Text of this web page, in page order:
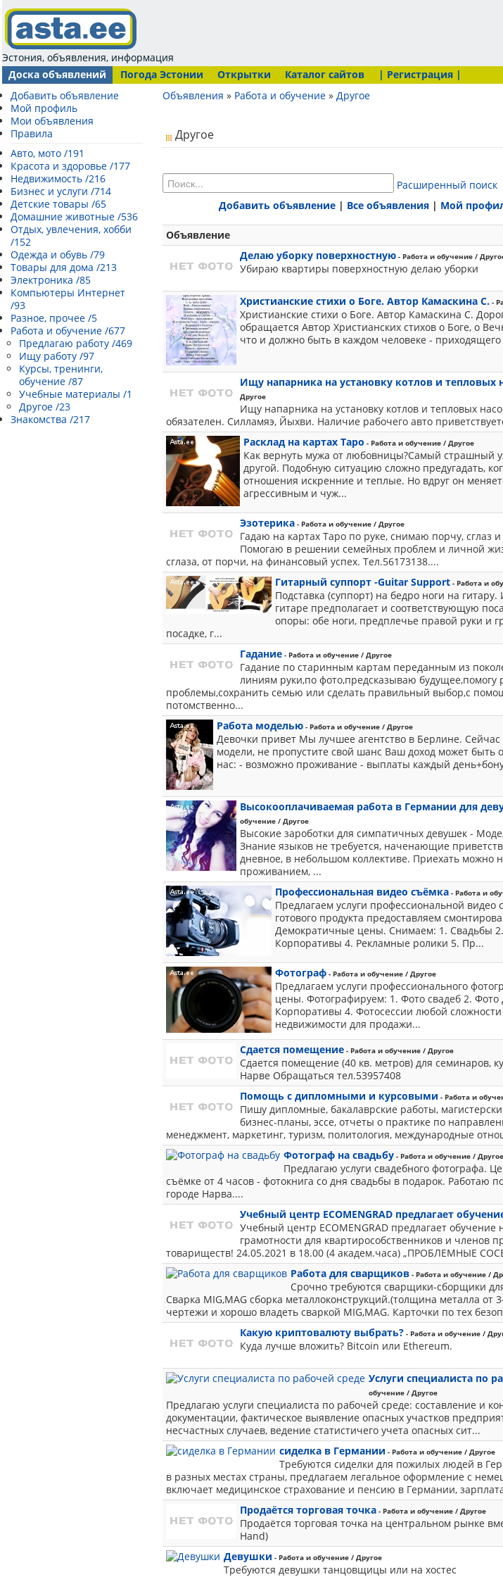
Эстония, объявления, информация
Доска объявлений
Погода Эстонии Открытки Каталог сайтов
| Регистрация |
Добавить объявление
Мой профиль
Мои объявления
Правила
Авто, мото /191
Красота и здоровье /177
Недвижимость /216
Бизнес и услуги /714
Детские товары /65
Домашние животные /536
Отдых, увлечения, хобби
/152
Одежда и обувь /79
Товары для дома /213
Электроника /85
Компьютеры Интернет
/93
Разное, прочее /5
Работа и обучение /677
Предлагаю работу /469
Ищу работу /97
Курсы, тренинги,
обучение /87
Учебные материалы /1
Другое /23
Знакомства /217
Объявления » Работа и обучение »Другое
Другое
Расширенный поиск
Добавить объявление| Все объявления| Мой
Объявление
Делаю уборку поверхностную - Работа и обучение /
Убираю квартиры поверхностную делаю уборки
Христианские стихи о Боге. Автор Камаскина С. -
Христианские стихи о Боге. Автор Камаскина С.
обращается Автор Христианских стихов о Боге, о
что и должно быть в каждом человеке -
Ищу напарника на установку котлов и тепловых
Другое
Ищу напарника на установку котлов и тепловых
обязателен. Силламяэ, Йыхви. Наличие рабочего авто
Расклад на картах Таро - Работа и обучение / Другое
Как вернуть мужа от любовницы?Самый страшный
другой. Подобную ситуацию сложно предугадать,
отношения искренние и теплые. Но вдруг он
агрессивным и чуж...
Эзотерика - Работа и обучение / Другое
Гадаю на картах Таро по руке, снимаю порчу, сглаз
Помогаю в решении семейных проблем и личной
сглаза, от порчи, на финансовый успех. Тел.56173138....
Гитарный суппорт -Guitar Support - Работа и
Подставка (суппорт) на бедро ноги на гитару.
гитаре предполагает и соответствующую
опоры: обе ноги, предплечье правой руки и
посадке, г...
Гадание - Работа и обучение / Другое
Гадание по старинным картам переданным из
линиям руки,по фото,предсказываю
проблемы,сохранить семью или сделать правильный выбор,с
потомственно...
Работа моделью - Работа и обучение / Другое
Девочки привет Мы лучшее агентство в Берлине. Сейчас
модели, не пропустите свой шанс Ваш доход может быть
нас: - возможно проживание - выплаты каждый
Высокооплачиваемая работа в Германии для
обучение / Другое
Высокие зароботки для симпатичных девушек -
Знание языков не требуется, наченающие
дневное, в небольшом коллективе. Приехать можно
проживанием, ...
Профессиональная видео съёмка - Работа и
Предлагаем услуги профессиональной видео
готового продукта предоставляем
Демократичные цены. Снимаем: 1. Свадьбы
Корпоративы 4. Рекламные ролики 5. Пр...
Фотограф - Работа и обучение / Другое
Предлагаем услуги профессионального
цены. Фотографируем: 1. Фото свадеб 2.
Корпоративы 4. Фотосессии любой
недвижимости для продажи...
Сдается помещение - Работа и обучение / Другое
Сдается помещение (40 кв. метров) для семинаров,
Нарве Обращаться тел.53957408
Помощь с дипломными и курсовыми - Работа и
Пишу дипломные, бакалаврские работы,
бизнес-планы, эссе, отчеты о практике по
менеджмент, маркетинг, туризм, политология, международные
Фотограф на свадьбу - Работа и обучение / Другое
Предлагаю услуги свадебного фотографа.
съёмке от 4 часов - фотокнига со дня свадьбы в подарок. Работаю
городе Нарва....
Учебный центр ECOMENGRAD предлагает
Учебный центр ECOMENGRAD предлагает
грамотности для квартирособственников и членов
товариществ! 24.05.2021 в 18.00 (4 академ.часа) „ПРОБЛЕМНЫЕ
Работа для сварщиков - Работа и обучение /
Срочно требуются сварщики-сборщики
Сварка MIG,MAG сборка металлоконструкций.(толщина металла от
чертежи и хорошо владеть сваркой MIG,MAG. Карточки по тех
Какую криптовалюту выбрать? - Работа и обучение /
Куда лучше вложить? Bitcoin или Ethereum.
Услуги специалиста по
обучение / Другое
Предлагаю услуги специалиста по рабочей среде: составление и
документации, фактическое выявление опасных участков
несчастных случаев, ведение статистичего учета опасных сит...
сиделка в Германии - Работа и обучение / Другое
Требуются сиделки для пожилых людей в
в разных местах страны, предлагаем легальное оформление с
включает медицинское страхование и пенсию в Германии,
Продаётся торговая точка - Работа и обучение / Другое
Продаётся торговая точка на центральном рынке
Hand)
Девушки - Работа и обучение / Другое
Требуются девушки танцовщицы или на хостес